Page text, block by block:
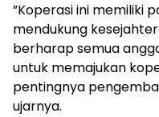
”Koperasi ini memiliki
mendukung
berharap semua
untuk memajukan
pentingnya
ujarnya.